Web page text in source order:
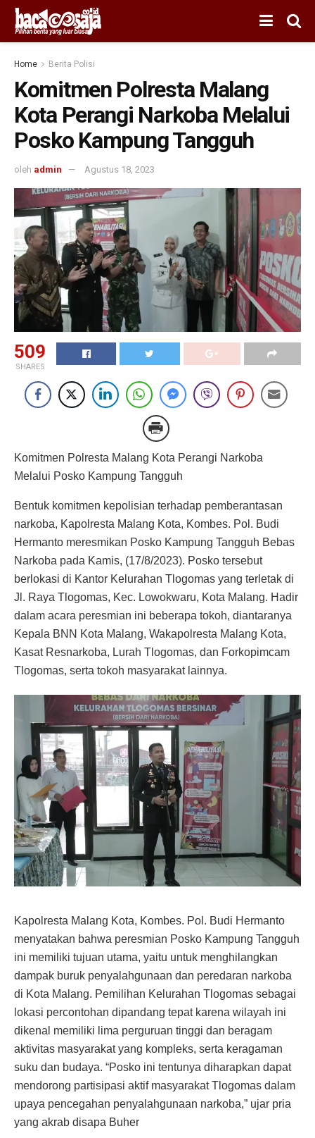
Home Berita Polisi
Komitmen Polresta Malang
Kota Perangi Narkoba Melalui
Posko Kampung Tangguh
oleh admin Agustus 18, 2023
509
SHARES
Komitmen Polresta Malang Kota Perangi Narkoba
Melalui Posko Kampung Tangguh
Bentuk komitmen kepolisian terhadap pemberantasan
narkoba, Kapolresta Malang Kota, Kombes. Pol. Budi
Hermanto meresmikan Posko Kampung Tangguh Bebas
Narkoba pada Kamis, (17/8/2023). Posko tersebut
berlokasi di Kantor Kelurahan Tlogomas yang terletak di
Jl. Raya Tlogomas, Kec. Lowokwaru, Kota Malang. Hadir
dalam acara peresmian ini beberapa tokoh, diantaranya
Kepala BNN Kota Malang, Wakapolresta Malang Kota,
Kasat Resnarkoba, Lurah Tlogomas, dan Forkopimcam
Tlogomas, serta tokoh masyarakat lainnya.
Kapolresta Malang Kota, Kombes. Pol. Budi Hermanto
menyatakan bahwa peresmian Posko Kampung Tangguh
ini memiliki tujuan utama, yaitu untuk menghilangkan
dampak buruk penyalahgunaan dan peredaran narkoba
di Kota Malang. Pemilihan Kelurahan Tlogomas sebagai
lokasi percontohan dipandang tepat karena wilayah ini
dikenal memiliki lima perguruan tinggi dan beragam
aktivitas masyarakat yang kompleks, serta keragaman
suku dan budaya. “Posko ini tentunya diharapkan dapat
mendorong partisipasi aktif masyarakat Tlogomas dalam
upaya pencegahan penyalahgunaan narkoba,” ujar pria
yang akrab disapa Buher